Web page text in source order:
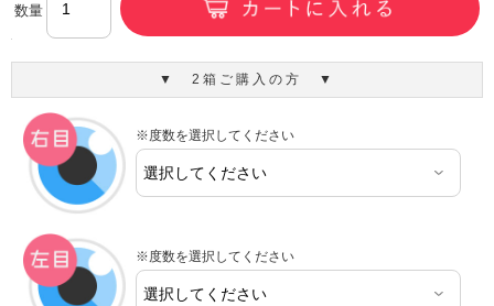
数量
▼ 2箱ご購入の方 ▼
※度数を選択してください
※度数を選択してください